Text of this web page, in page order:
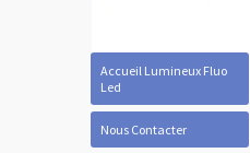
Accueil Lumineux Fluo
Led
Nous Contacter